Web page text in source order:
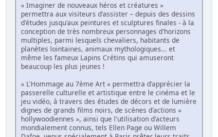
« Imaginer de nouveaux héros et créatures »
permettra aux visiteurs d'assister – depuis des dessins
d'études jusqu'aux peintures et sculptures finales - à la
conception de très nombreux personnages d'horizons
multiples, parmi lesquels chevaliers, habitants de
planètes lointaines, animaux mythologiques... et
même les fameux Lapins Crétins qui amuseront
beaucoup les plus jeunes !
« L'Hommage au 7ème Art » permettra d'apprécier la
passerelle culturelle et artistique entre le cinéma et le
jeu vidéo, à travers des études de décors et de lumière
dignes de grands films noirs, de scènes d'actions «
hollywoodiennes », ainsi que l'utilisation d'acteurs
mondialement connus, tels Ellen Page ou Willem